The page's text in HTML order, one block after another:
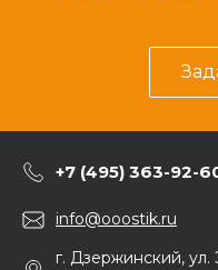
+7 (495) 363-92-
info@ooostik.ru
г. Дзержинский, ул.